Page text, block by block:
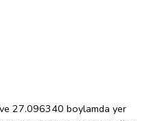
27.096340 boylamda yer